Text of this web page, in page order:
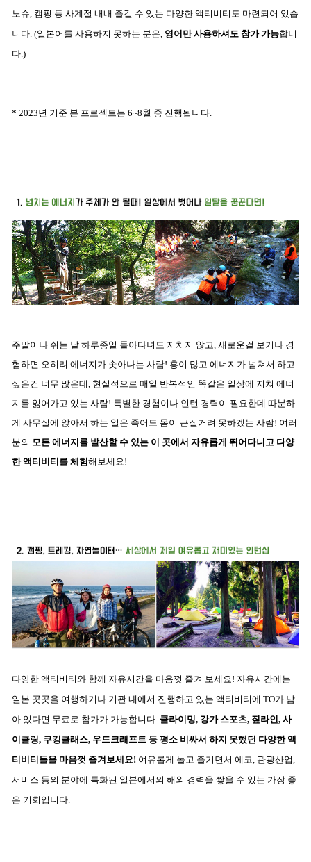
노슈, 캠핑 등 사계절 내내 즐길 수 있는 다양한 액티비티도 마련되어 있습
니다. (일본어를 사용하지 못하는 분은, 영어만 사용하셔도 참가 가능합니
다.)
* 2023년 기준 본 프로젝트는 6~8월 중 진행됩니다.
주말이나 쉬는 날 하루종일 돌아다녀도 지치지 않고, 새로운걸 보거나 경
험하면 오히려 에너지가 솟아나는 사람! 흥이 많고 에너지가 넘쳐서 하고
싶은건 너무 많은데, 현실적으로 매일 반복적인 똑같은 일상에 지쳐 에너
지를 잃어가고 있는 사람! 특별한 경험이나 인턴 경력이 필요한데 따분하
게 사무실에 앉아서 하는 일은 죽어도 몸이 근질거려 못하겠는 사람! 여러
분의 모든 에너지를 발산할 수 있는 이 곳에서 자유롭게 뛰어다니고 다양
한 액티비티를 체험해보세요!
다양한 액티비티와 함께 자유시간을 마음껏 즐겨 보세요! 자유시간에는
일본 곳곳을 여행하거나 기관 내에서 진행하고 있는 액티비티에 TO가 남
아 있다면 무료로 참가가 가능합니다. 클라이밍, 강가 스포츠, 짚라인, 사
이클링, 쿠킹클래스, 우드크래프트 등 평소 비싸서 하지 못했던 다양한 액
티비티들을 마음껏 즐겨보세요! 여유롭게 놀고 즐기면서 에코, 관광산업,
서비스 등의 분야에 특화된 일본에서의 해외 경력을 쌓을 수 있는 가장 좋
은 기회입니다.